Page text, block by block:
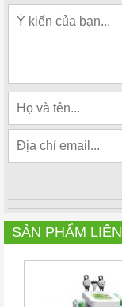
SẢN PHẨM